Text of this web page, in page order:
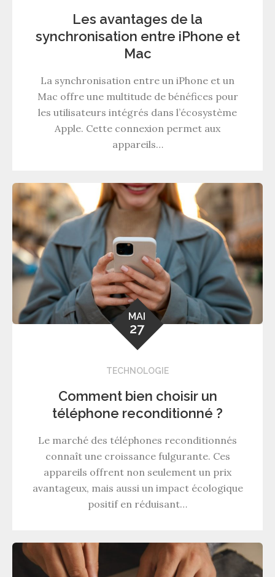
Les avantages de la
synchronisation entre iPhone et
Mac
La synchronisation entre un iPhone et un
Mac offre une multitude de bénéfices pour
les utilisateurs intégrés dans l’écosystème
Apple. Cette connexion permet aux
appareils…
MAI
27
TECHNOLOGIE
Comment bien choisir un
téléphone reconditionné ?
Le marché des téléphones reconditionnés
connaît une croissance fulgurante. Ces
appareils offrent non seulement un prix
avantageux, mais aussi un impact écologique
positif en réduisant…